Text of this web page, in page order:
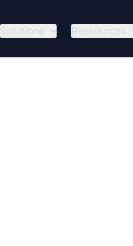
Solutions Ressources